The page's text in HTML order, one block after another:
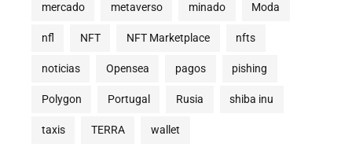
mercado metaverso minado Moda
nfl NFT NFT Marketplace nfts
noticias Opensea pagos pishing
Polygon Portugal Rusia shiba inu
taxis TERRA wallet